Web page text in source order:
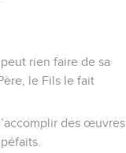
rien faire de sa
le Fils le fait
des œuvres